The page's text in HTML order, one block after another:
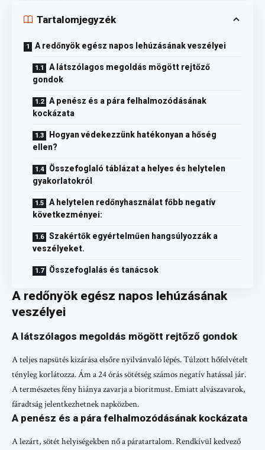
Tartalomjegyzék
A redőnyök egész napos lehúzásának veszélyei
A látszólagos megoldás mögött rejtőző
gondok
A penész és a pára felhalmozódásának
kockázata
Hogyan védekezzünk hatékonyan a hőség
ellen?
Összefoglaló táblázat a helyes és helytelen
gyakorlatokról
A helytelen redőnyhasználat főbb negatív
következményei:
Szakértők egyértelműen hangsúlyozzák a
veszélyeket.
Összefoglalás és tanácsok
A redőnyök egész napos lehúzásának
veszélyei
A látszólagos megoldás mögött rejtőző gondok
A teljes napsütés kizárása elsőre nyilvánvaló lépés. Túlzott hőfelvételt
tényleg korlátozza. Ám a 24 órás sötétség számos negatív hatással jár.
A természetes fény hiánya zavarja a bioritmust. Emiatt alvászavarok,
fáradtság jelentkezhetnek napközben.
A penész és a pára felhalmozódásának kockázata
A lezárt, sötét helyiségekben nő a páratartalom. Rendkívül kedvező